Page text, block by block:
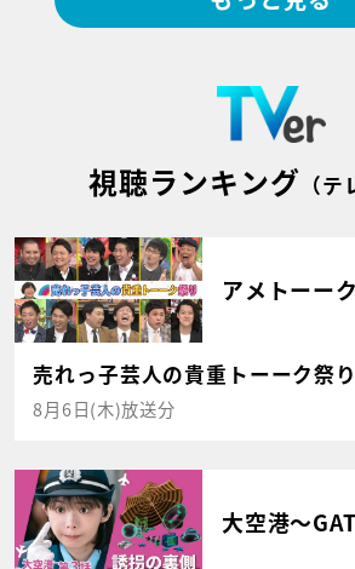
視聴ランキング （
アメトーー
売れっ子芸人の貴重トーーク祭
8月6日(木)放送分
大空港～